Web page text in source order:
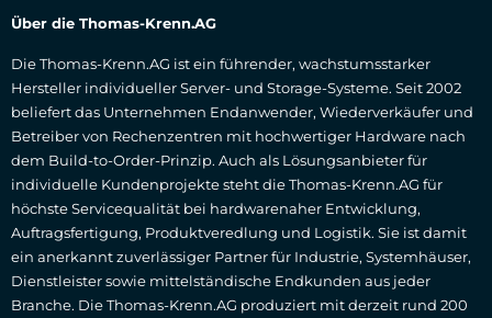
Über die Thomas-Krenn.AG
Die Thomas-Krenn.AG ist ein führender, wachstumsstarker
Hersteller individueller Server- und Storage-Systeme. Seit 2002
beliefert das Unternehmen Endanwender, Wiederverkäufer und
Betreiber von Rechenzentren mit hochwertiger Hardware nach
dem Build-to-Order-Prinzip. Auch als Lösungsanbieter für
individuelle Kundenprojekte steht die Thomas-Krenn.AG für
höchste Servicequalität bei hardwarenaher Entwicklung,
Auftragsfertigung, Produktveredlung und Logistik. Sie ist damit
ein anerkannt zuverlässiger Partner für Industrie, Systemhäuser,
Dienstleister sowie mittelständische Endkunden aus jeder
Branche. Die Thomas-Krenn.AG produziert mit derzeit rund 200